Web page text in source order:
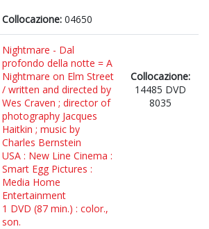
Collocazione: 04650
Nightmare - Dal
profondo della notte = A
Nightmare on Elm Street
/ written and directed by
Wes Craven ; director of
photography Jacques
Haitkin ; music by
Charles Bernstein
USA : New Line Cinema :
Smart Egg Pictures :
Media Home
Entertainment
1 DVD (87 min.) : color.,
son.
Collocazione:
14485 DVD
8035